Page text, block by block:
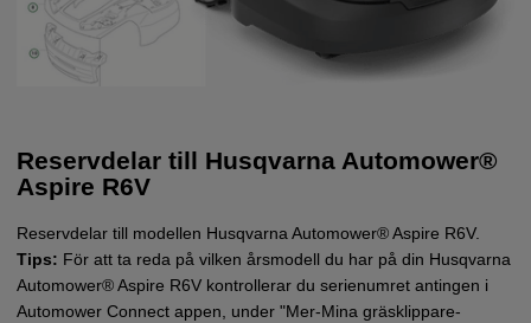
Reservdelar till Husqvarna Automower®
Aspire R6V
Reservdelar till modellen Husqvarna Automower® Aspire R6V.
Tips: För att ta reda på vilken årsmodell du har på din Husqvarna
Automower® Aspire R6V kontrollerar du serienumret antingen i
Automower Connect appen, under "Mer-Mina gräsklippare-